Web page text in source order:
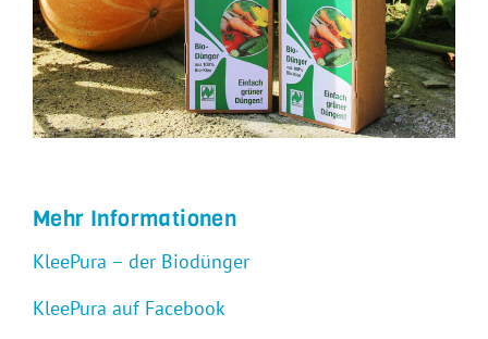
Mehr Informationen
KleePura – der Biodünger
KleePura auf Facebook